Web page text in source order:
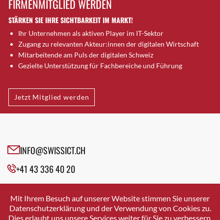
Brütten
Bubendorf
Bubikon
Buchs (SG)
Burgdorf
Bülach
Cazis
Cham
Davos Platz
Davos Platz 1
Dietikon
Dietlikon
FIRMENMITGLIED WERDEN
STÄRKEN SIE IHRE SICHTBARKEIT IM MARKT!
Ihr Unternehmen als aktiven Player im IT-Sektor
Zugang zu relevanten Akteur:innen der digitalen Wirtschaft
Mitarbeitende am Puls der digitalen Schweiz
Gezielte Unterstützung für Fachbereiche und Führung
Jetzt Mitglied werden
INFO@SWISSICT.CH
+41 43 336 40 20
SWISSICT
VULKANSTRASSE 120
8048 ZURICH
Mit Ihrem Besuch auf unserer Website stimmen Sie unserer
Datenschutzerklärung und der Verwendung von Cookies zu.
Dies erlaubt uns unsere Services weiter für Sie zu verbessern.